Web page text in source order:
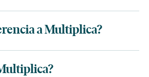
a Multiplica?